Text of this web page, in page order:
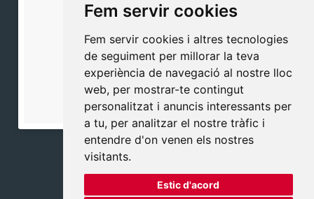
Fem servir cookies
Fem servir cookies i altres tecnologies
de seguiment per millorar la teva
experiència de navegació al nostre lloc
web, per mostrar-te contingut
personalitzat i anuncis interessants per
a tu, per analitzar el nostre tràfic i
entendre d'on venen els nostres
visitants.
Estic d'acord